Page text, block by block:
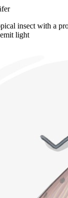
insect with a
light